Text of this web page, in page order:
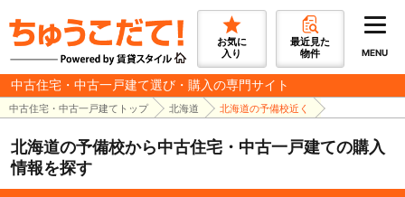
お気に
入り
最近見た
物件
MENU
中古住宅・中古一戸建て選び・購入の専門サイト
中古住宅・中古一戸建てトップ 北海道 北海道の予備校近く
北海道の予備校から中古住宅・中古一戸建ての購入
情報を探す